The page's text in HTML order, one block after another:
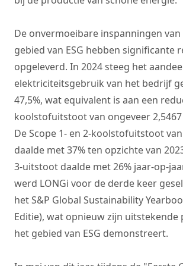
De onvermoeibare inspanningen van
gebied van ESG hebben significante
opgeleverd. In 2024 steeg het
elektriciteitsgebruik van het bedrijf
47,5%, wat equivalent is aan een
koolstofuitstoot van ongeveer
De Scope 1- en 2-koolstofuitstoot
daalde met 37% ten opzichte van
3-uitstoot daalde met 26% jaar-op-
werd LONGi voor de derde keer
het S&P Global Sustainability
Editie), wat opnieuw zijn uitstekende
het gebied van ESG demonstreert.